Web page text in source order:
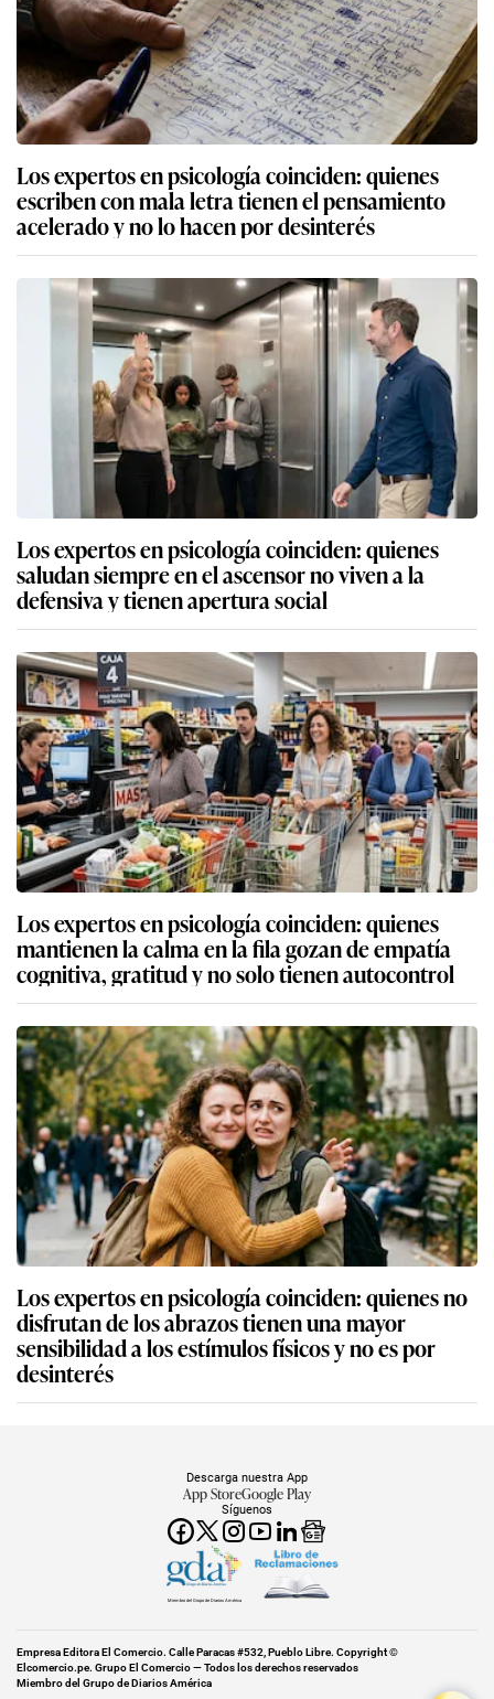
Los expertos en psicología coinciden: quienes
escriben con mala letra tienen el pensamiento
acelerado y no lo hacen por desinterés
Los expertos en psicología coinciden: quienes
saludan siempre en el ascensor no viven a la
defensiva y tienen apertura social
Los expertos en psicología coinciden: quienes
mantienen la calma en la fila gozan de empatía
cognitiva, gratitud y no solo tienen autocontrol
Los expertos en psicología coinciden: quienes no
disfrutan de los abrazos tienen una mayor
sensibilidad a los estímulos físicos y no es por
desinterés
Síguenos
Descarga nuestra App
App StoreGoogle Play
Miembro del Grupo de Diarios América
Empresa Editora El Comercio. Calle Paracas #532, Pueblo Libre. Copyright ©
Elcomercio.pe. Grupo El Comercio — Todos los derechos reservados
Miembro del Grupo de Diarios América